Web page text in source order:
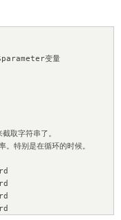
变量
取字符串了。
特别是在循环的时候。